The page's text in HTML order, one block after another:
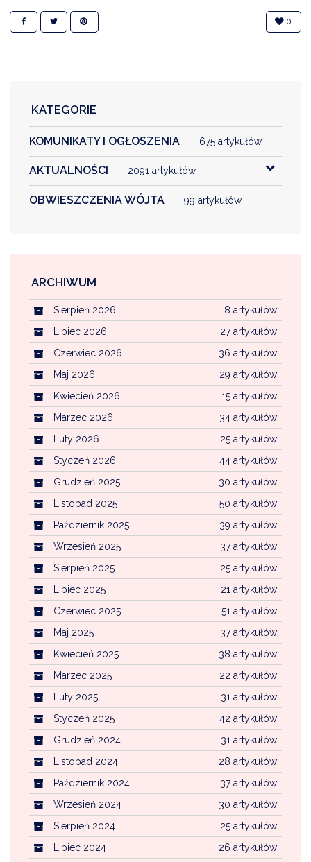
CZYSTE POWIETRZE
0
KATEGORIE
KOMUNIKATY I OGŁOSZENIA 675 artykułów
AKTUALNOŚCI 2091 artykułów
OBWIESZCZENIA WÓJTA 99 artykułów
ARCHIWUM
8 artykułów
Sierpień 2026
27 artykułów
Lipiec 2026
36 artykułów
Czerwiec 2026
29 artykułów
Maj 2026
15 artykułów
Kwiecień 2026
34 artykułów
Marzec 2026
25 artykułów
Luty 2026
44 artykułów
Styczeń 2026
30 artykułów
Grudzień 2025
50 artykułów
Listopad 2025
39 artykułów
Październik 2025
37 artykułów
Wrzesień 2025
25 artykułów
Sierpień 2025
21 artykułów
Lipiec 2025
51 artykułów
Czerwiec 2025
37 artykułów
Maj 2025
38 artykułów
Kwiecień 2025
22 artykułów
Marzec 2025
31 artykułów
Luty 2025
42 artykułów
Styczeń 2025
31 artykułów
Grudzień 2024
28 artykułów
Listopad 2024
37 artykułów
Październik 2024
30 artykułów
Wrzesień 2024
25 artykułów
Sierpień 2024
26 artykułów
Lipiec 2024